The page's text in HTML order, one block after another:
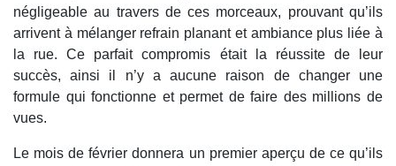
négligeable au travers de ces morceaux, prouvant qu’ils
arrivent à mélanger refrain planant et ambiance plus liée à
la rue. Ce parfait compromis était la réussite de leur
succès, ainsi il n’y a aucune raison de changer une
formule qui fonctionne et permet de faire des millions de
vues.
Le mois de février donnera un premier aperçu de ce qu’ils